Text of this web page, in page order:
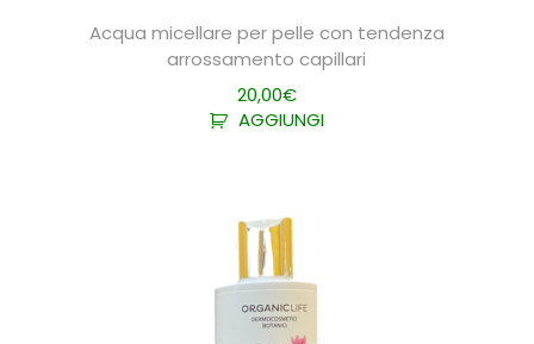
Acqua micellare per pelle con tendenza
arrossamento capillari
20,00€
AGGIUNGI